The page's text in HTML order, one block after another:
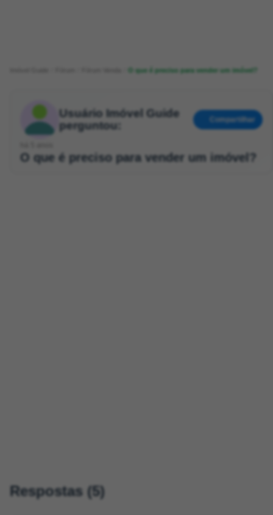
O que é preciso para vender um imóvel?
Usuário Imóvel Guide
perguntou:
Compartilhar
O que é preciso para vender um imóvel?
Respostas (5)